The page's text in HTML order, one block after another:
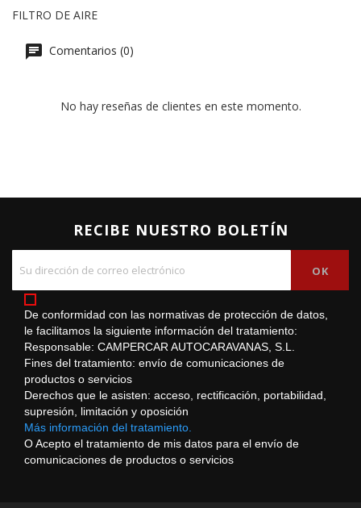
FILTRO DE AIRE
Comentarios (0)
No hay reseñas de clientes en este momento.
RECIBE NUESTRO BOLETÍN
De conformidad con las normativas de protección de datos,
le facilitamos la siguiente información del tratamiento:
Responsable: CAMPERCAR AUTOCARAVANAS, S.L.
Fines del tratamiento: envío de comunicaciones de
productos o servicios
Derechos que le asisten: acceso, rectificación, portabilidad,
supresión, limitación y oposición
Más información del tratamiento.
O Acepto el tratamiento de mis datos para el envío de
comunicaciones de productos o servicios